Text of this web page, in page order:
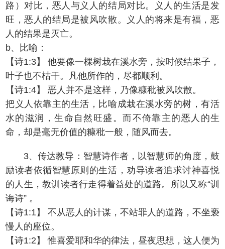
路）对比，恶人与义人的结局对比。义人的生活是发
旺，恶人的结局是被风吹散。义人的将来是有福，恶
人的结果是灭亡。
b、比喻：
【诗1:3】 他要像一棵树栽在溪水旁，按时候结果子，
叶子也不枯干。凡他所作的，尽都顺利。
【诗1:4】 恶人并不是这样，乃像糠秕被风吹散。
把义人依靠主的生活，比喻成栽在溪水旁的树，有活
水的滋润，生命自然旺盛。而不倚靠主的恶人的生
命，却是毫无价值的糠秕一般，随风而去。
3、传达教导：智慧诗作者，以智慧师的角度，鼓
励读者依循智慧原则的生活，劝导读者追求讨神喜悦
的人生，教训读者行走得着益处的道路。所以又称“训
诲诗” 。
【诗1:1】 不从恶人的计谋，不站罪人的道路，不坐亵
慢人的座位。
【诗1:2】 惟喜爱耶和华的律法，昼夜思想，这人便为